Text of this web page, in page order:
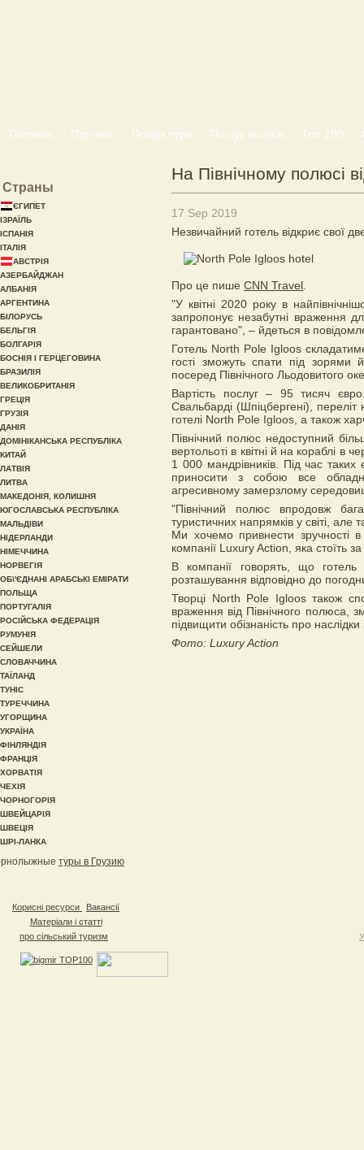
Головна Про нас Пошук тура Пошук нічлігів Топ 100
На Північному полюсі
17 Sep 2019
Незвичайний готель відкриє свої
Про це пише CNN Travel
"У квітні 2020 року в
запропонує незабутні враження
гарантовано", – йдеться в
Готель North Pole Igloos
гості зможуть спати під зорями
посеред Північного Льодовитого
Вартість послуг – 95 тисяч
Свальбарді (Шпіцбергені), переліт
готелі North Pole Igloos, а також
Північний полюс недоступний
вертольоті в квітні й на кораблі в
1 000 мандрівників. Під час
приносити з собою все
агресивному замерзлому
"Північний полюс впродовж
туристичних напрямків у світі,
Ми хочемо привнести зручності
компанії Luxury Action, яка стоїть
В компанії говорять, що
розташування відповідно до
Творці North Pole Igloos також
враження від Північного полюса,
підвищити обізнаність про наслідки
Фото: Luxury Action
Страны
ЄГИПЕТ
ІЗРАЇЛЬ
ІСПАНІЯ
ІТАЛІЯ
АВСТРІЯ
АЗЕРБАЙДЖАН
АЛБАНІЯ
АРГЕНТИНА
БІЛОРУСЬ
БЕЛЬГІЯ
БОЛГАРІЯ
БОСНІЯ І ГЕРЦЕГОВИНА
БРАЗИЛІЯ
ВЕЛИКОБРИТАНІЯ
ГРЕЦІЯ
ГРУЗІЯ
ДАНІЯ
ДОМІНІКАНСЬКА РЕСПУБЛІКА
КИТАЙ
ЛАТВІЯ
ЛИТВА
МАКЕДОНІЯ, КОЛИШНЯ
ЮГОСЛАВСЬКА РЕСПУБЛІКА
МАЛЬДІВИ
НІДЕРЛАНДИ
НІМЕЧЧИНА
НОРВЕГІЯ
ОБ\'ЄДНАНІ АРАБСЬКІ ЕМІРАТИ
ПОЛЬЩА
ПОРТУГАЛІЯ
РОСІЙСЬКА ФЕДЕРАЦІЯ
РУМУНІЯ
СЕЙШЕЛИ
СЛОВАЧЧИНА
ТАЇЛАНД
ТУНІС
ТУРЕЧЧИНА
УГОРЩИНА
УКРАЇНА
ФІНЛЯНДІЯ
ФРАНЦІЯ
ХОРВАТІЯ
ЧЕХІЯ
ЧОРНОГОРІЯ
ШВЕЙЦАРІЯ
ШВЕЦІЯ
ШРІ-ЛАНКА
туры в Грузию
Корисні ресурси
Вакансії
Матеріали і статті
про сільський туризм